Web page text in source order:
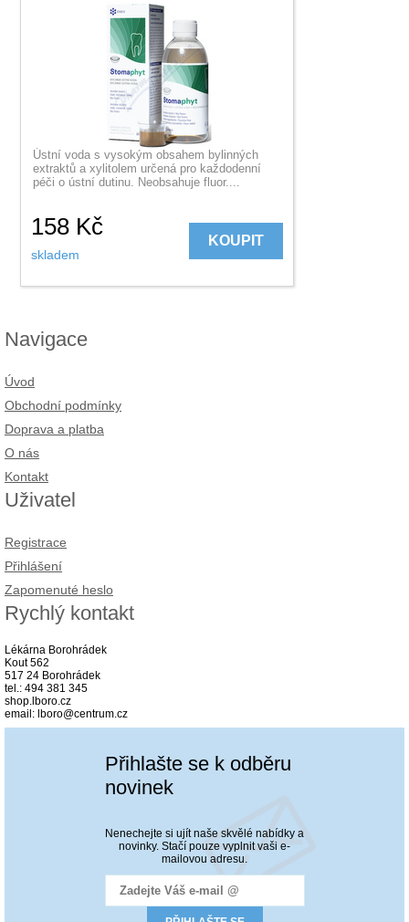
Ústní voda s vysokým obsahem bylinných
extraktů a xylitolem určená pro každodenní
péči o ústní dutinu. Neobsahuje fluor....
158 Kč
skladem
KOUPIT
Navigace
Úvod
Obchodní podmínky
Doprava a platba
O nás
Kontakt
Uživatel
Registrace
Přihlášení
Zapomenuté heslo
Rychlý kontakt
Lékárna Borohrádek
Kout 562
517 24 Borohrádek
tel.: 494 381 345
shop.lboro.cz
email: lboro@centrum.cz
Přihlašte se k odběru
novinek
Nenechejte si ujít naše skvělé nabídky a
novinky. Stačí pouze vyplnit vaši e-
mailovou adresu.